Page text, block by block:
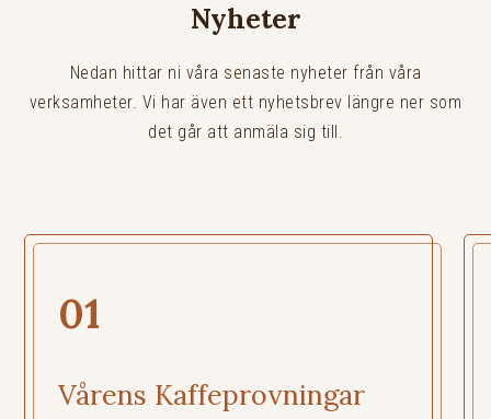
Nyheter
Nedan hittar ni våra senaste nyheter från våra
verksamheter. Vi har även ett nyhetsbrev längre ner som
det går att anmäla sig till.
01
Vårens Kaffeprovningar